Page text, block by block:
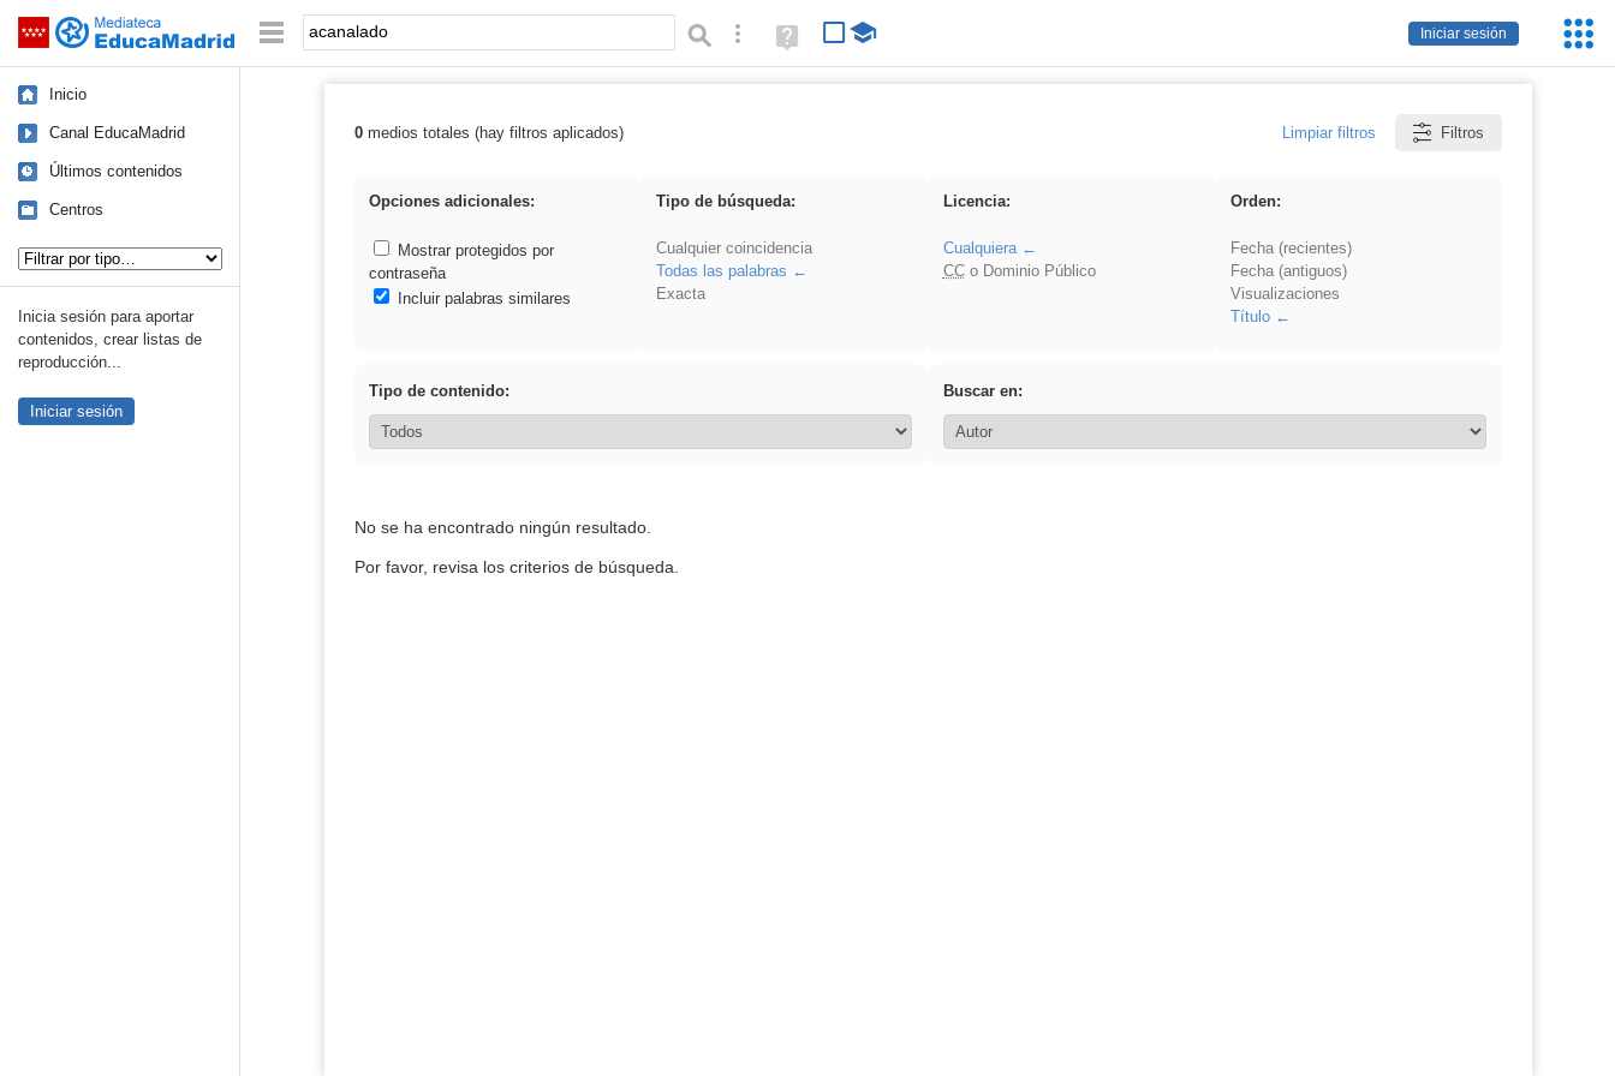
Saltar navegación
Iniciar sesión
Palabra o frase: Búsqueda avanzada
Ayuda
(en
Inicio
Canal EducaMadrid
Últimos contenidos
Centros
Inicia sesión para aportar
contenidos, crear listas de
reproducción...
Iniciar sesión
Resultados de: acanalado
0medios totales (hay filtros aplicados) Limpiar filtros Filtros
Opciones adicionales:
Mostrar protegidos por
contraseña
Incluir palabras similares
Tipo de búsqueda:
Cualquier coincidencia
Todas las palabras
Exacta
Licencia:
Cualquiera
CCo Dominio Público
Orden:
Fecha (recientes)
Fecha (antiguos)
Visualizaciones
Título
Tipo de contenido: Buscar en:
No se ha encontrado ningún resultado.
Por favor, revisa los criterios de búsqueda.